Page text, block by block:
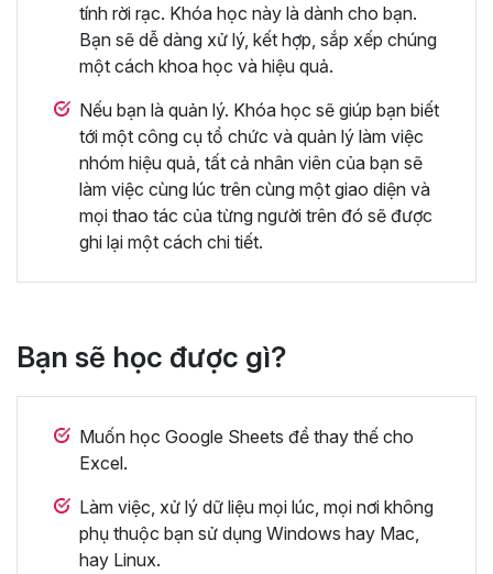
tính rời rạc. Khóa học này là dành cho bạn.
Bạn sẽ dễ dàng xử lý, kết hợp, sắp xếp chúng
một cách khoa học và hiệu quả.
Nếu bạn là quản lý. Khóa học sẽ giúp bạn biết
tới một công cụ tổ chức và quản lý làm việc
nhóm hiệu quả, tất cả nhân viên của bạn sẽ
làm việc cùng lúc trên cùng một giao diện và
mọi thao tác của từng người trên đó sẽ được
ghi lại một cách chi tiết.
Bạn sẽ học được gì?
Muốn học Google Sheets để thay thế cho
Excel.
Làm việc, xử lý dữ liệu mọi lúc, mọi nơi không
phụ thuộc bạn sử dụng Windows hay Mac,
hay Linux.